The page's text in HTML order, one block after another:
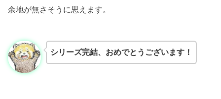
余地が無さそうに思えます。
シリーズ完結、おめでとうございます！